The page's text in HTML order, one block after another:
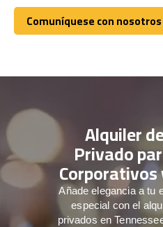
Comuníquese con nosotros
Comuníquese con nosotros
Alquiler
Privado
Corporativos
Añade elegancia a tu
especial con el
privados en